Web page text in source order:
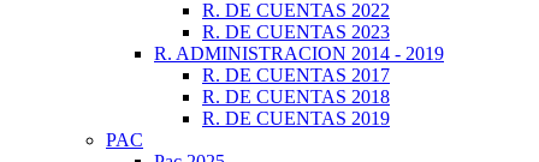
R. DE CUENTAS 2022
R. DE CUENTAS 2023
R. ADMINISTRACION 2014 - 2019
R. DE CUENTAS 2017
R. DE CUENTAS 2018
R. DE CUENTAS 2019
PAC